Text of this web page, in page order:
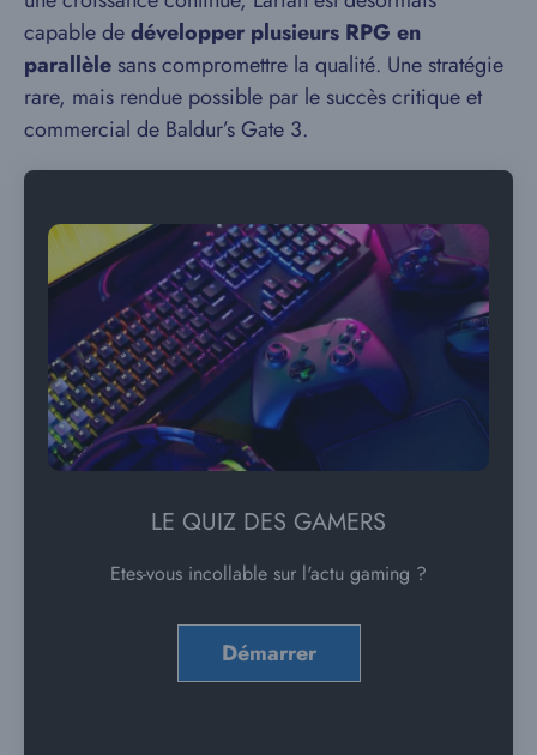
capable dedévelopper plusieurs RPG en
parallèle sans compromettre la qualité. Une stratégie
rare, mais rendue possible par le succès critique et
commercial de Baldur’s Gate 3.
LE QUIZ DES GAMERS
Etes-vous incollable sur l'actu gaming ?